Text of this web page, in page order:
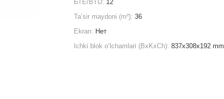
БТЕ/BTU: 12
Taʼsir maydoni (m²):36
Ekran: Нет
Ichki blok o‘lchamlari (BxKxCh):837х308х192 mm